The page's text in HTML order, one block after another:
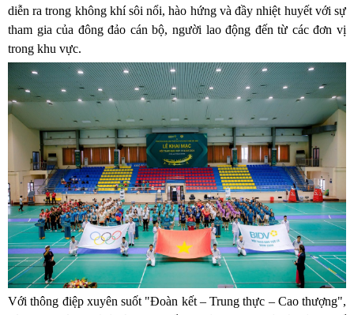
diễn ra trong không khí sôi nổi, hào hứng và đầy nhiệt huyết với sự
tham gia của đông đảo cán bộ, người lao động đến từ các đơn vị
trong khu vực.
Với thông điệp xuyên suốt "Đoàn kết – Trung thực – Cao thượng",